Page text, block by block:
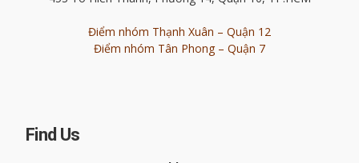
Điểm nhóm Thạnh Xuân – Quận 12
Điểm nhóm Tân Phong – Quận 7
Find Us